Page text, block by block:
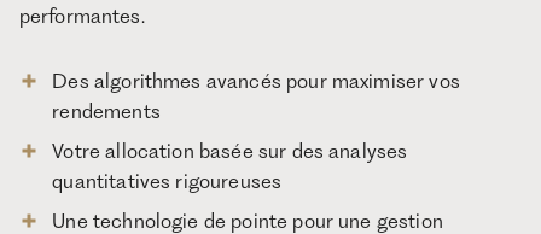
performantes.
Des algorithmes avancés pour maximiser vos
rendements
Votre allocation basée sur des analyses
quantitatives rigoureuses
Une technologie de pointe pour une gestion